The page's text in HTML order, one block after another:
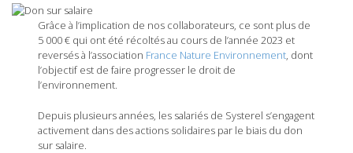
Grâce à l’implication de nos collaborateurs, ce sont plus de
5 000 € qui ont été récoltés au cours de l’année 2023 et
reversés à l’association France Nature Environnement, dont
l’objectif est de faire progresser le droit de
l’environnement.
Depuis plusieurs années, les salariés de Systerel s’engagent
activement dans des actions solidaires par le biais du don
sur salaire.